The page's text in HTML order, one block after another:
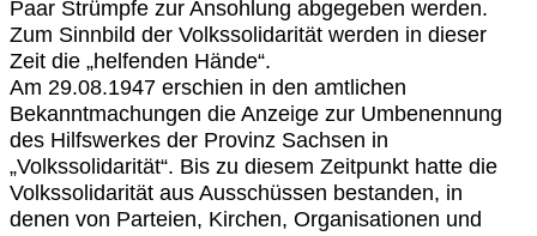
Paar Strümpfe zur Ansohlung abgegeben werden.
Zum Sinnbild der Volkssolidarität werden in dieser
Zeit die „helfenden Hände“.
Am 29.08.1947 erschien in den amtlichen
Bekanntmachungen die Anzeige zur Umbenennung
des Hilfswerkes der Provinz Sachsen in
„Volkssolidarität“. Bis zu diesem Zeitpunkt hatte die
Volkssolidarität aus Ausschüssen bestanden, in
denen von Parteien, Kirchen, Organisationen und